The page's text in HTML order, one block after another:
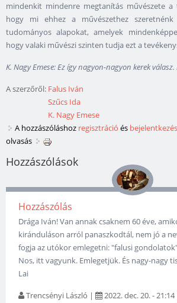
mindenkit mindenre megtanítás művészete
hogy mi ehhez a művészethez
tudományos alapokat, amelyek
hogy valaki művészi szinten tudja ezt a
K. Nagy Emese: Ez így nagyon-nagyon kerek
A szerzőről: Falus Iván
Szűcs Ida
K. Nagy Emese
A hozzászóláshoz regisztráció és bejelentkezés
olvasás
Hozzászólások
Hozzászólás
Drága Iván! Van annak csaknem 60 éve,
kiránduláson arról panaszkodtál, nem jó a
fogja az utókor emlegetni: "falusi
Nos, itt vagyunk. Emlegetjük. És nagy-nagy
Lai
Trencsényi László | 2022. dec. 20. - 21:14